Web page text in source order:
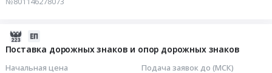
Поставка дорожных знаков и опор дорожных знаков
Начальная цена Подача заявок до (МСК)